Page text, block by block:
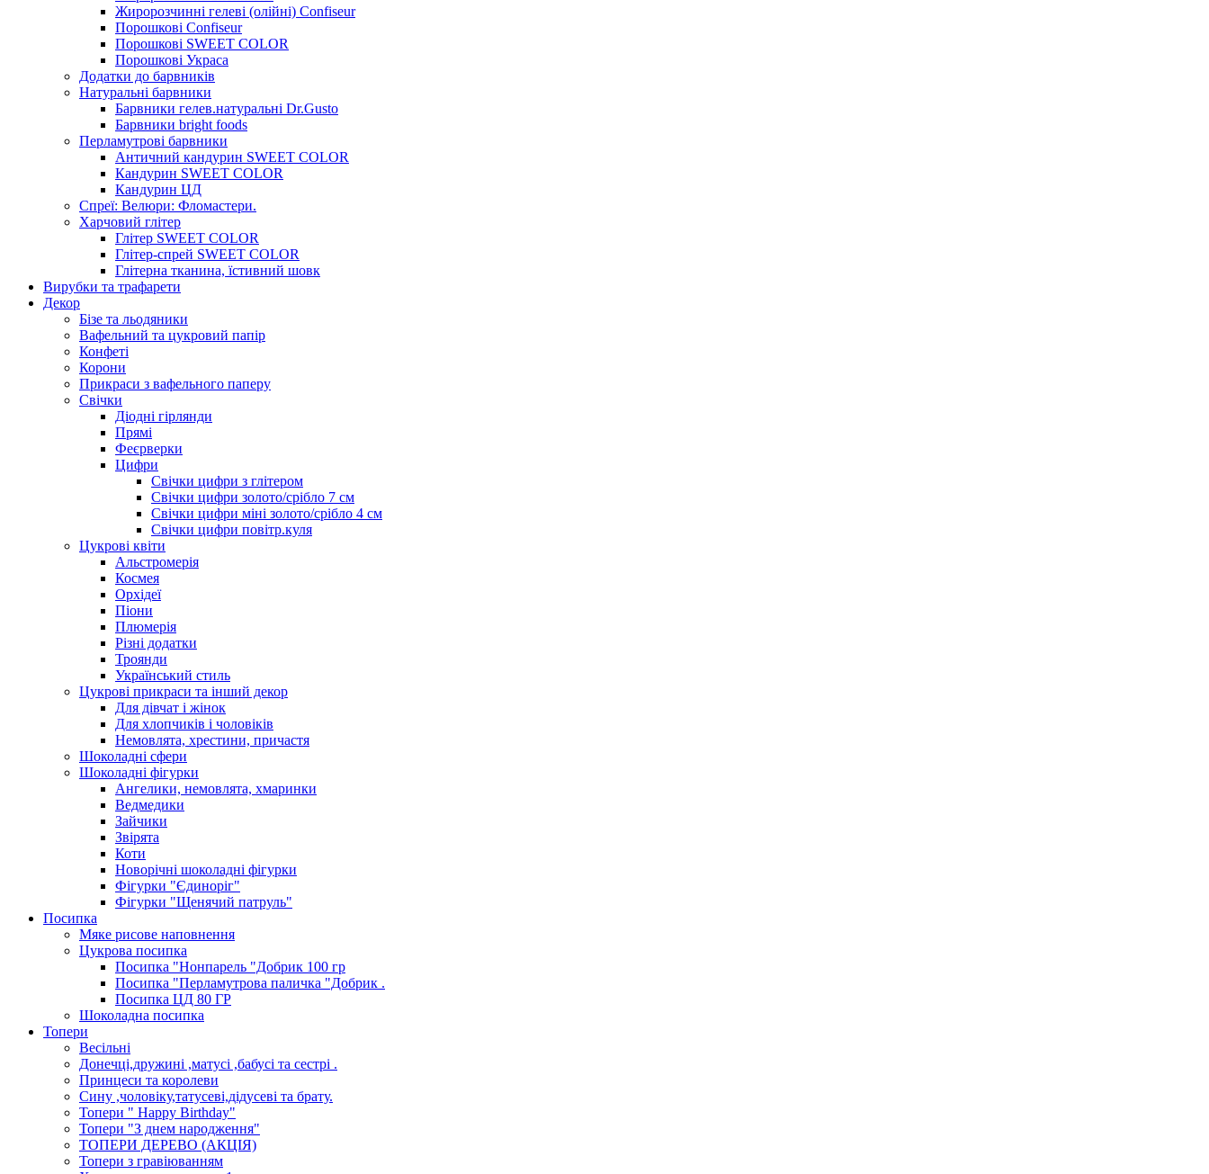
Жиророзчинні гелеві (олійні) Confiseur
Порошкові Confiseur
Порошкові SWEET COLOR
Порошкові Украса
Додатки до барвників
Натуральні барвники
Барвники гелев.натуральні Dr.Gusto
Барвники bright foods
Перламутрові барвники
Античний кандурин SWEET COLOR
Кандурин SWEET COLOR
Кандурин ЦД
Спреї: Велюри: Фломастери.
Харчовий глітер
Глітер SWEET COLOR
Глітер-спрей SWEET COLOR
Глітерна тканина, їстивний шовк
Вирубки та трафарети
Декор
Бізе та льодяники
Вафельний та цукровий папір
Конфеті
Корони
Прикраси з вафельного паперу
Свічки
Діодні гірлянди
Прямі
Феєрверки
Цифри
Свічки цифри з глітером
Свічки цифри золото/срібло 7 см
Свічки цифри міні золото/срібло 4 см
Свічки цифри повітр.куля
Цукрові квіти
Альстромерія
Космея
Орхідеї
Піони
Плюмерія
Різні додатки
Троянди
Український стиль
Цукрові прикраси та інший декор
Для дівчат і жінок
Для хлопчиків і чоловіків
Немовлята, хрестини, причастя
Шоколадні сфери
Шоколадні фігурки
Ангелики, немовлята, хмаринки
Ведмедики
Зайчики
Звірята
Коти
Новорічні шоколадні фігурки
Фігурки "Єдиноріг"
Фігурки "Щенячий патруль"
Посипка
Мяке рисове наповнення
Цукрова посипка
Посипка "Нонпарель "Добрик 100 гр
Посипка "Перламутрова паличка "Добрик .
Посипка ЦД 80 ГР
Шоколадна посипка
Топери
Весільні
Донечці,дружині ,матусі ,бабусі та сестрі .
Принцеси та королеви
Сину ,чоловіку,татусеві,дідусеві та брату.
Топери " Happy Birthday"
Топери "З днем народження"
ТОПЕРИ ДЕРЕВО (АКЦІЯ)
Топери з гравіюванням